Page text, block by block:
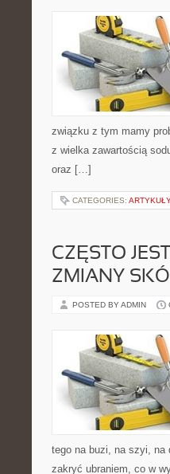
związku z tym mamy
z wielka zawartością
oraz […]
CATEGORIES:
CZĘSTO
ZMIANY
POSTED BY ADMIN
tego na buzi, na szyi, na
zakryć ubraniem, co w